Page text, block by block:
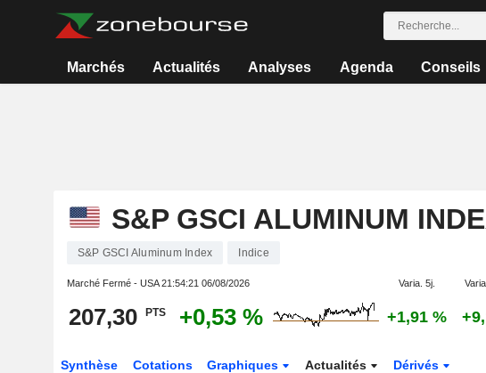
Marchés Actualités Analyses Agenda Conseils
S&P GSCI ALUMINUM
S&P GSCI Aluminum Index Indice
Marché Fermé - USA21:54:21 06/08/2026 Varia. 5j.
207,30 PTS +0,53 % +1,91 %
Synthèse Cotations Graphiques Actualités Dérivés